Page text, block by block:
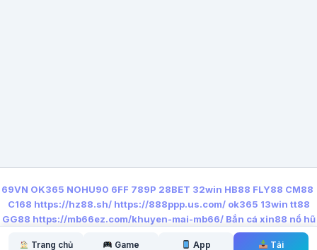
69VN OK365 NOHU90 6FF 789P 28BET 32win HB88 FLY88 CM88
C168 https://hz88.sh/ https://888ppp.us.com/ ok365 13win tt88
GG88 https://mb66ez.com/khuyen-mai-mb66/ Bắn cá xin88 nổ hũ
Trang chủ Game App Tải